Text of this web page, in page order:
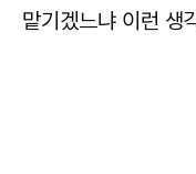
맡기겠느냐 이런 생